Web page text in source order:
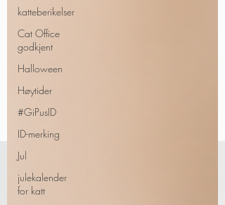
katteberikelser
Cat Office
godkjent
Halloween
Høytider
#GiPusID
ID-merking
Jul
julekalender
for katt